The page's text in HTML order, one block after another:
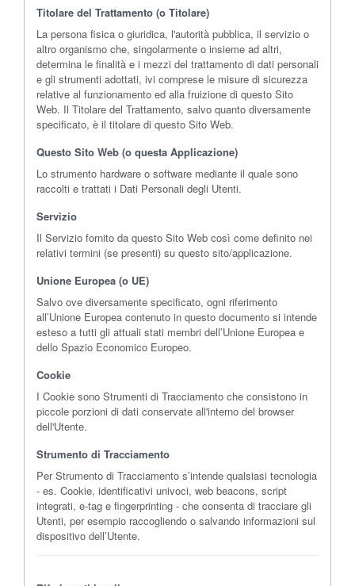
Titolare del Trattamento (o Titolare)
La persona fisica o giuridica, l'autorità pubblica, il servizio o
altro organismo che, singolarmente o insieme ad altri,
determina le finalità e i mezzi del trattamento di dati personali
e gli strumenti adottati, ivi comprese le misure di sicurezza
relative al funzionamento ed alla fruizione di questo Sito
Web. Il Titolare del Trattamento, salvo quanto diversamente
specificato, è il titolare di questo Sito Web.
Questo Sito Web (o questa Applicazione)
Lo strumento hardware o software mediante il quale sono
raccolti e trattati i Dati Personali degli Utenti.
Servizio
Il Servizio fornito da questo Sito Web così come definito nei
relativi termini (se presenti) su questo sito/applicazione.
Unione Europea (o UE)
Salvo ove diversamente specificato, ogni riferimento
all’Unione Europea contenuto in questo documento si intende
esteso a tutti gli attuali stati membri dell’Unione Europea e
dello Spazio Economico Europeo.
Cookie
I Cookie sono Strumenti di Tracciamento che consistono in
piccole porzioni di dati conservate all'interno del browser
dell'Utente.
Strumento di Tracciamento
Per Strumento di Tracciamento s’intende qualsiasi tecnologia
- es. Cookie, identificativi univoci, web beacons, script
integrati, e-tag e fingerprinting - che consenta di tracciare gli
Utenti, per esempio raccogliendo o salvando informazioni sul
dispositivo dell’Utente.